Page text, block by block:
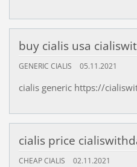
buy cialis usa
GENERIC CIALIS 05.11.2021
cialis generic https://
cialis price
CHEAP CIALIS 02.11.2021